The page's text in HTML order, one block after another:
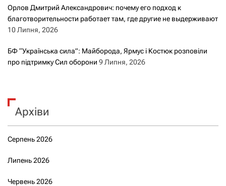
Орлов Дмитрий Александрович: почему его подход к
благотворительности работает там, где другие не выдерживают
10 Липня, 2026
БФ “Українська сила”: Майборода, Ярмус і Костюк розповіли
про підтримку Сил оборони 9 Липня, 2026
Архіви
Серпень 2026
Липень 2026
Червень 2026